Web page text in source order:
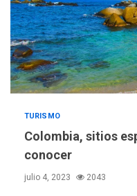
TURISMO
Colombia, sitios
conocer
julio 4, 2023 2043